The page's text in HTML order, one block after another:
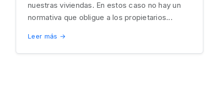
nuestras viviendas. En estos caso no hay un
normativa que obligue a los propietarios...
Leer más →